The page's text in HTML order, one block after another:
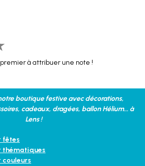
à attribuer une note !
boutique festive avec décorations,
cadeaux, dragées, ballon Hélium... à
Lens !
fêtes
thématiques
couleurs